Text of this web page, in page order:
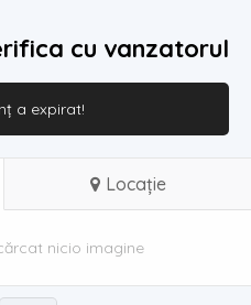
cu vanzatorul
a expirat!
Locație
nicio imagine